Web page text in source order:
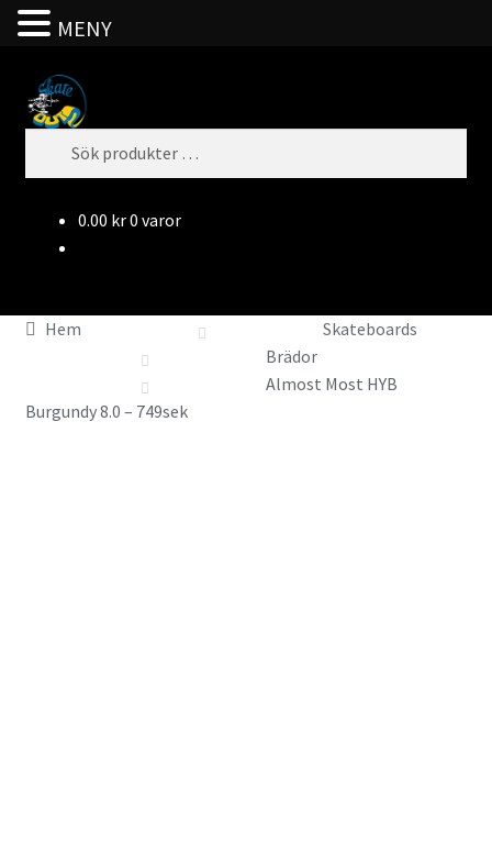
Hoppa
till
Hoppa
till
ö
0.00 kr0 varor
Hem
Skateboards
Brädor
Almost Most HYB
Burgundy 8.0 – 749sek
MENY